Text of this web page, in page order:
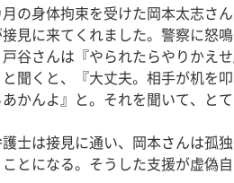
の身体拘束を受けた岡本太志さ
見に来てくれました。警察に怒
谷さんは『やられたらやりかえ
聞くと、『大丈夫。相手が机を
かんよ』と。それを聞いて、とて
士は接見に通い、岡本さんは孤
とになる。そうした支援が虚偽自